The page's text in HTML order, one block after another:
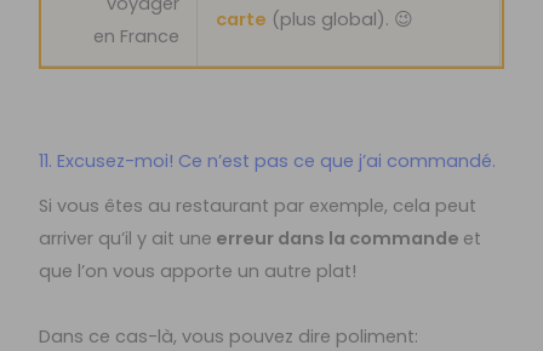
carte (plus global). 😉
11. Excusez-moi! Ce n’est pas ce que j’ai commandé.
Si vous êtes au restaurant par exemple, cela peut
arriver qu’il y ait une erreur dans la commande et
que l’on vous apporte un autre plat!
Dans ce cas-là, vous pouvez dire poliment: